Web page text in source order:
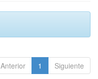
Anterior 1 Siguiente